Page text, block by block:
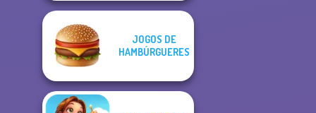
JOGOS DE
HAMBÚRGUERES